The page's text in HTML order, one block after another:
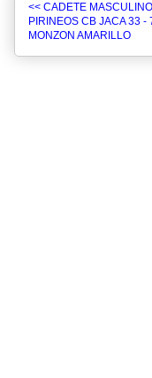
<< CADETE
PIRINEOS CB JACA 33 -
MONZON AMARILLO